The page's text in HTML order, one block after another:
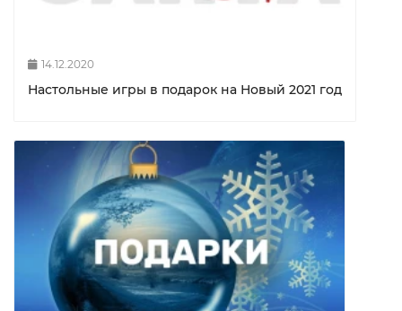
14.12.2020
Настольные игры в подарок на Новый 2021 год